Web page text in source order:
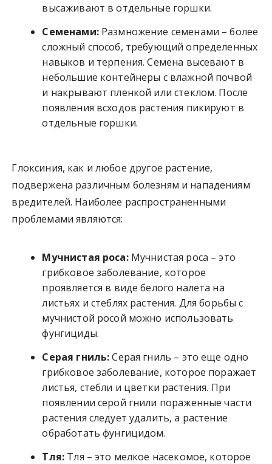
высаживают в отдельные горшки.
Семенами:Размножение семенами – более
сложный способ, требующий определенных
навыков и терпения. Семена высевают в
небольшие контейнеры с влажной почвой
и накрывают пленкой или стеклом. После
появления всходов растения пикируют в
отдельные горшки.
Глоксиния, как и любое другое растение,
подвержена различным болезням и нападениям
вредителей. Наиболее распространенными
проблемами являются:
Мучнистая роса:Мучнистая роса – это
грибковое заболевание, которое
проявляется в виде белого налета на
листьях и стеблях растения. Для борьбы с
мучнистой росой можно использовать
фунгициды.
Серая гниль:Серая гниль – это еще одно
грибковое заболевание, которое поражает
листья, стебли и цветки растения. При
появлении серой гнили пораженные части
растения следует удалить, а растение
обработать фунгицидом.
Тля: Тля – это мелкое насекомое, которое